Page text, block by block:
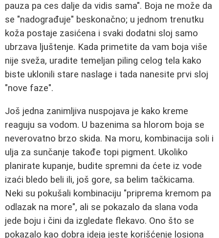
pauza pa ces dalje da vidis sama". Boja ne može da
se "nadograđuje" beskonačno; u jednom trenutku
koža postaje zasićena i svaki dodatni sloj samo
ubrzava ljuštenje. Kada primetite da vam boja više
nije sveža, uradite temeljan piling celog tela kako
biste uklonili stare naslage i tada nanesite prvi sloj
"nove faze".
Još jedna zanimljiva nuspojava je kako kreme
reaguju sa vodom. U bazenima sa hlorom boja se
neverovatno brzo skida. Na moru, kombinacija soli i
ulja za sunčanje takođe topi pigment. Ukoliko
planirate kupanje, budite spremni da ćete iz vode
izaći bledo beli ili, još gore, sa belim tačkicama.
Neki su pokušali kombinaciju "priprema kremom pa
odlazak na more", ali se pokazalo da slana voda
jede boju i čini da izgledate flekavo. Ono što se
pokazalo kao dobra ideja jeste korišćenje losiona